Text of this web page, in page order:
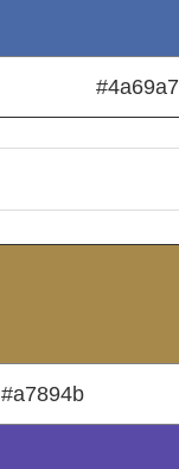
#4a69a7
#a7894b